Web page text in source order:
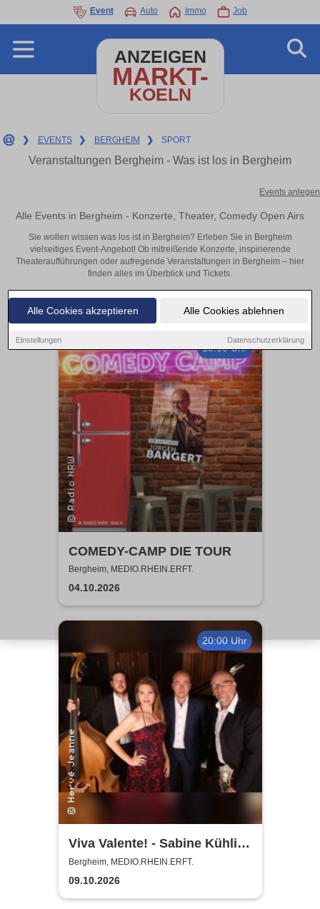
Alle Cookies akzeptieren Alle Cookies ablehnen
Einstellungen Datenschutzerklärung
Event Auto Immo Job
ANZEIGEN
MARKT-
KOELN
❯ EVENTS ❯ BERGHEIM ❯ SPORT
Veranstaltungen Bergheim - Was ist los in Bergheim
Events anlegen
Alle Events in Bergheim - Konzerte, Theater, Comedy Open Airs
Sie wollen wissen was los ist in Bergheim? Erleben Sie in Bergheim
vielseitiges Event-Angebot! Ob mitreißende Konzerte, inspirierende
Theateraufführungen oder aufregende Veranstaltungen in Bergheim – hier
finden alles im Überblick und Tickets.
19:00 Uhr
COMEDY-CAMP DIE TOUR
Bergheim, MEDIO.RHEIN.ERFT.
04.10.2026
20:00 Uhr
Viva Valente! - Sabine Kühlich
& Jörg Seidel Trio - Tribute to
Catarina Vatente
Bergheim, MEDIO.RHEIN.ERFT.
09.10.2026